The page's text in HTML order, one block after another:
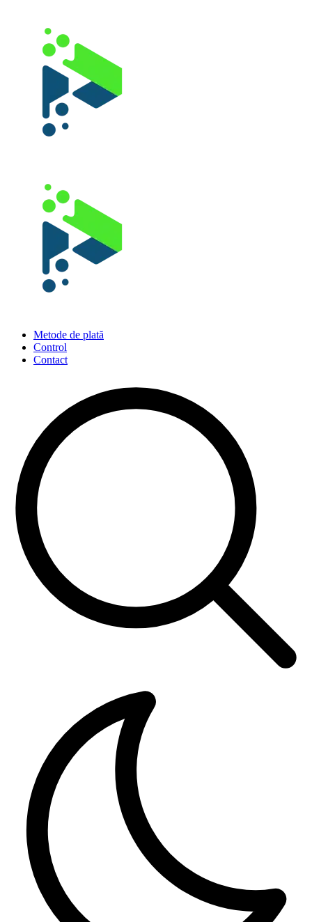
Metode de plată
Control
Contact